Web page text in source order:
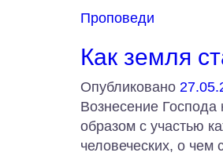
Проповеди
Как земля
Опубликовано
Вознесение
образом с участью
человеческих, о чем